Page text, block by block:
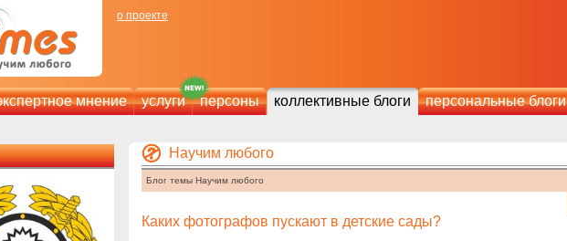
о проекте
мнение услуги персоны коллективные блоги персональные блоги
Научим любого
Блог темы Научим любого
Каких фотографов пускают в детские сады?